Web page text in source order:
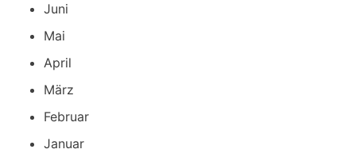
Juni
Mai
April
März
Februar
Januar